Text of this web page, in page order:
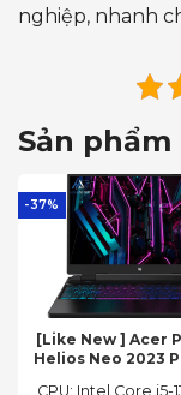
nghiệp, nhanh
Sản phẩm
-37%
[Like New ] Acer
Helios Neo 2023
CPU: Intel Core i5-